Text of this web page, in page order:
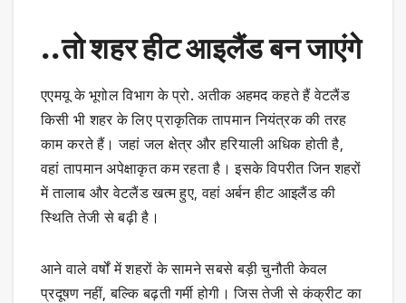
..तो शहर हीट आइलैंड बन जाएंगे
एएमयू के भूगोल विभाग के प्रो. अतीक अहमद कहते हैं वेटलैंड
किसी भी शहर के लिए प्राकृतिक तापमान नियंत्रक की तरह
काम करते हैं। जहां जल क्षेत्र और हरियाली अधिक होती है,
वहां तापमान अपेक्षाकृत कम रहता है। इसके विपरीत जिन शहरों
में तालाब और वेटलैंड खत्म हुए, वहां अर्बन हीट आइलैंड की
स्थिति तेजी से बढ़ी है।
आने वाले वर्षों में शहरों के सामने सबसे बड़ी चुनौती केवल
प्रदूषण नहीं, बल्कि बढ़ती गर्मी होगी। जिस तेजी से कंक्रीट का